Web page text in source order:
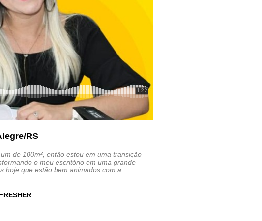
RS
de 100m², então estou em uma transição
o meu escritório em uma grande
hoje que estão bem animados com a